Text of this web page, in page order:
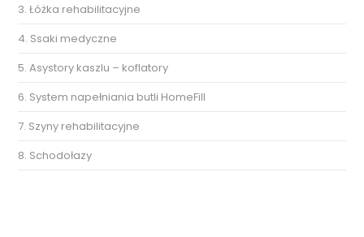
3. Łóżka rehabilitacyjne
4. Ssaki medyczne
5. Asystory kaszlu – koflatory
6. System napełniania butli HomeFill
7. Szyny rehabilitacyjne
8. Schodołazy